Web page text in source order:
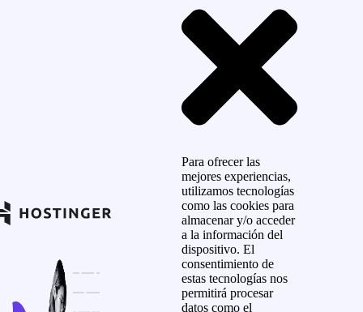
Para ofrecer las
mejores experiencias,
utilizamos tecnologías
como las cookies para
almacenar y/o acceder
a la información del
dispositivo. El
consentimiento de
estas tecnologías nos
permitirá procesar
datos como el